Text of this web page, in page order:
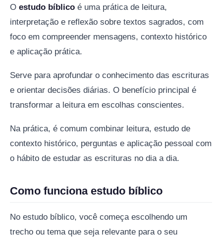
O estudo bíblico é uma prática de leitura,
interpretação e reflexão sobre textos sagrados, com
foco em compreender mensagens, contexto histórico
e aplicação prática.
Serve para aprofundar o conhecimento das escrituras
e orientar decisões diárias. O benefício principal é
transformar a leitura em escolhas conscientes.
Na prática, é comum combinar leitura, estudo de
contexto histórico, perguntas e aplicação pessoal com
o hábito de estudar as escrituras no dia a dia.
Como funciona estudo bíblico
No estudo bíblico, você começa escolhendo um
trecho ou tema que seja relevante para o seu